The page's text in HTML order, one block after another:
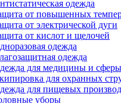
одежда
от повышенных
от электрической дуги
от кислот и щелочей
одежда
одежда
для медицины и
для охранных
для пищевых
уборы